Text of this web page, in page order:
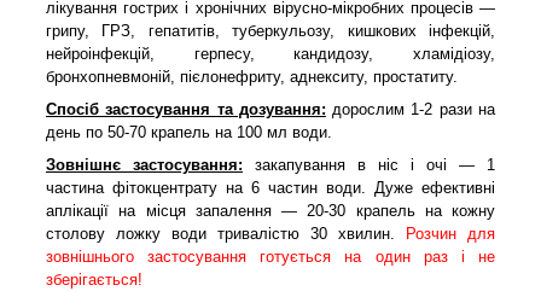
лікування гострих і хронічних вірусно-мікробних процесів —
грипу, ГРЗ, гепатитів, туберкульозу, кишкових інфекцій,
нейроінфекцій, герпесу, кандидозу, хламідіозу,
бронхопневмоній, пієлонефриту, аднекситу, простатиту.
Спосіб застосування та дозування: дорослим 1-2 рази на
день по 50-70 крапель на 100 мл води.
Зовнішнє застосування: закапування в ніс і очі — 1
частина фітокцентрату на 6 частин води. Дуже ефективні
аплікації на місця запалення — 20-30 крапель на кожну
столову ложку води тривалістю 30 хвилин.
Розчин для
зовнішнього застосування готується на один раз і не
зберігається!